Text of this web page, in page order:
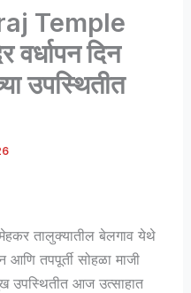
Temple
वर्धापन दिन
उपस्थितीत
तालुक्यातील बेलगाव येथे
आणि तपपूर्ती सोहळा माजी
उपस्थितीत आज उत्साहात